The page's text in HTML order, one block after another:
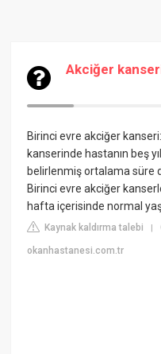
Akciğer
Birinci evre akciğer
kanserinde hastanın beş
belirlenmiş ortalama süre
Birinci evre akciğer
hafta içerisinde normal
Kaynak kaldırma talebi |
okanhastanesi.com.tr